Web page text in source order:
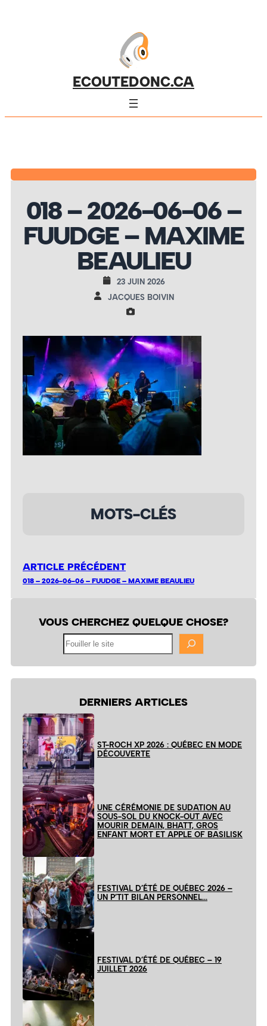
ECOUTEDONC.CA
018 – 2026-06-06 –
FUUDGE – MAXIME
BEAULIEU
23 JUIN 2026
JACQUES BOIVIN
MOTS-CLÉS
ARTICLE PRÉCÉDENT
018 – 2026-06-06 – FUUDGE – MAXIME BEAULIEU
VOUS CHERCHEZ QUELQUE CHOSE?
DERNIERS ARTICLES
ST-ROCH XP 2026 : QUÉBEC EN MODE
DÉCOUVERTE
UNE CÉRÉMONIE DE SUDATION AU
SOUS-SOL DU KNOCK-OUT AVEC
MOURIR DEMAIN, BHATT, GROS
ENFANT MORT ET APPLE OF BASILISK
FESTIVAL D’ÉTÉ DE QUÉBEC 2026 –
UN P’TIT BILAN PERSONNEL…
FESTIVAL D’ÉTÉ DE QUÉBEC – 19
JUILLET 2026